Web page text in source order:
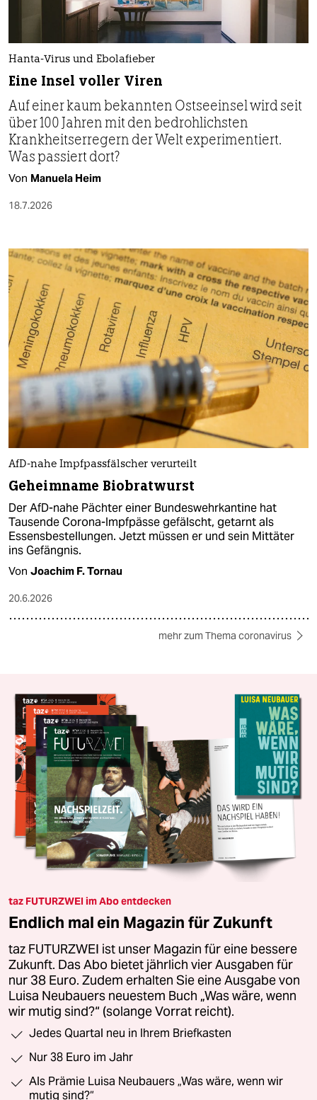
Hanta-Virus und Ebolafieber
Eine Insel voller Viren
Auf einer kaum bekannten Ostseeinsel wird seit
über 100 Jahren mit den bedrohlichsten
Krankheitserregern der Welt experimentiert.
Was passiert dort?
Von Manuela Heim
18.7.2026
AfD-nahe Impfpassfälscher verurteilt
Geheimname Biobratwurst
Der AfD-nahe Pächter einer Bundeswehrkantine hat
Tausende Corona-Impfpässe gefälscht, getarnt als
Essensbestellungen. Jetzt müssen er und sein Mittäter
ins Gefängnis.
Von Joachim F. Tornau
20.6.2026
mehr zum Thema coronavirus
taz FUTURZWEI im Abo entdecken
Endlich mal ein Magazin für Zukunft
taz FUTURZWEI ist unser Magazin für eine bessere
Zukunft. Das Abo bietet jährlich vier Ausgaben für
nur 38 Euro. Zudem erhalten Sie eine Ausgabe von
Luisa Neubauers neuestem Buch „Was wäre, wenn
wir mutig sind?“ (solange Vorrat reicht).
Jedes Quartal neu in Ihrem Briefkasten
Nur 38 Euro im Jahr
Als Prämie Luisa Neubauers „Was wäre, wenn wir
mutig sind?“